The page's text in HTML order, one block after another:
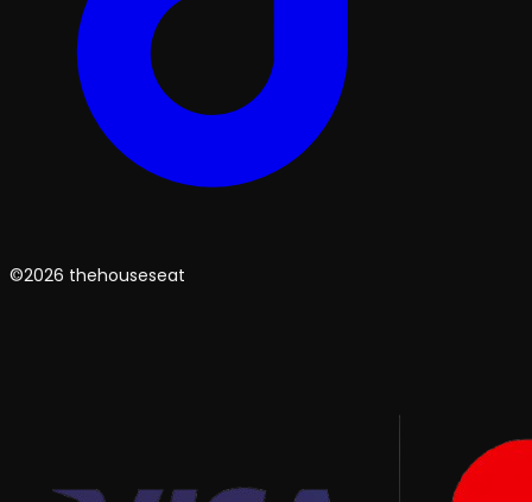
©2026 thehouseseat